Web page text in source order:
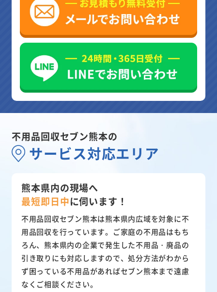
不用品回収セブン熊本の
サービス対応エリア
熊本県内の現場へ
最短即日中に伺います！
不用品回収セブン熊本は熊本県内広域を対象に不
用品回収を行っています。ご家庭の不用品はもち
ろん、熊本県内の企業で発生した不用品・廃品の
引き取りにも対応しますので、処分方法がわから
ず困っている不用品があればセブン熊本まで遠慮
なくご相談ください。